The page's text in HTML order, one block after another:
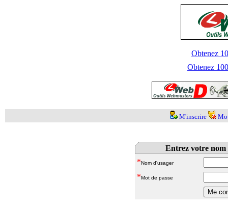
Obtenez
Obtenez
M'inscrire
Entrez votre nom
*Nom d'usager
*Mot de passe